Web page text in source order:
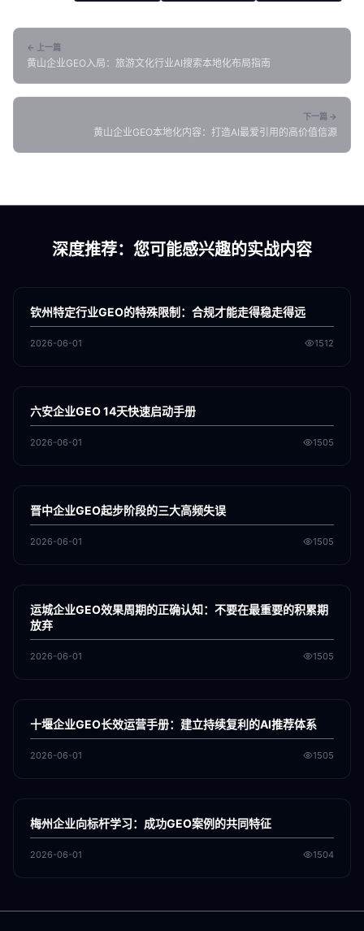
← 上一篇
黄山企业GEO入局：旅游文化行业AI搜索本地化布局指南
下一篇 →
黄山企业GEO本地化内容：打造AI最爱引用的高价值信源
深度推荐：您可能感兴趣的实战内容
GEO
钦州特定行业GEO的特殊限制：合规才能走得稳走得远
2026-06-01 1512
GEO
六安企业GEO 14天快速启动手册
2026-06-01 1505
GEO
晋中企业GEO起步阶段的三大高频失误
2026-06-01 1505
GEO
运城企业GEO效果周期的正确认知：不要在最重要的积累期
放弃
2026-06-01 1505
GEO
十堰企业GEO长效运营手册：建立持续复利的AI推荐体系
2026-06-01 1505
GEO
梅州企业向标杆学习：成功GEO案例的共同特征
2026-06-01 1504